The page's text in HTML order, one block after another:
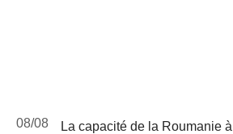
08/08
La capacité de la Roumanie